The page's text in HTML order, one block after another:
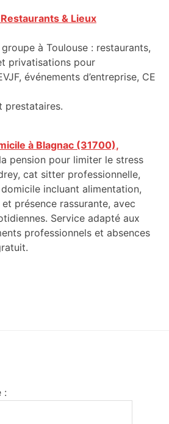
& Lieux
à Toulouse : restaurants,
privatisations pour
événements d’entreprise, CE
prestataires.
à Blagnac (31700),
pension pour limiter le stress
cat sitter professionnelle,
incluant alimentation,
présence rassurante, avec
Service adapté aux
professionnels et absences
: